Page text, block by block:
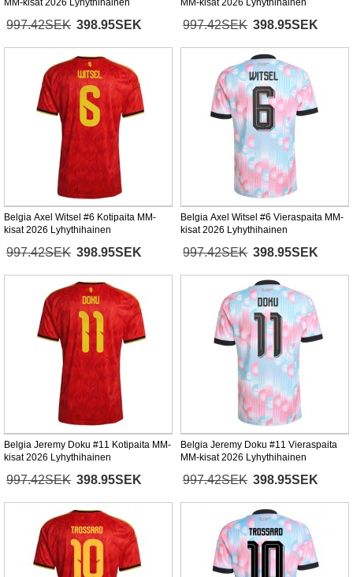
MM-kisat 2026 Lyhythihainen
997.42SEK 398.95SEK
MM-kisat 2026 Lyhythihainen
997.42SEK 398.95SEK
Belgia Axel Witsel #6 Kotipaita MM-
kisat 2026 Lyhythihainen
997.42SEK 398.95SEK
Belgia Axel Witsel #6 Vieraspaita MM-
kisat 2026 Lyhythihainen
997.42SEK 398.95SEK
Belgia Jeremy Doku #11 Kotipaita MM-
kisat 2026 Lyhythihainen
997.42SEK 398.95SEK
Belgia Jeremy Doku #11 Vieraspaita
MM-kisat 2026 Lyhythihainen
997.42SEK 398.95SEK